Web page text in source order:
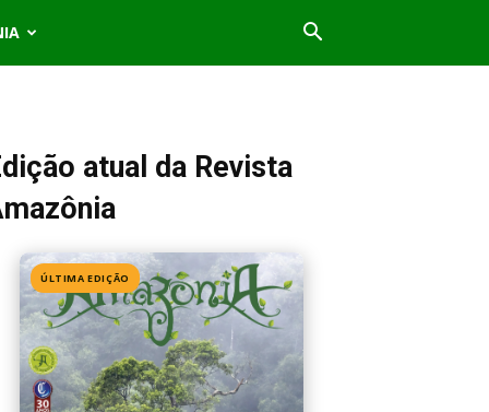
atual da Revista
ÚLTIMA EDIÇÃO